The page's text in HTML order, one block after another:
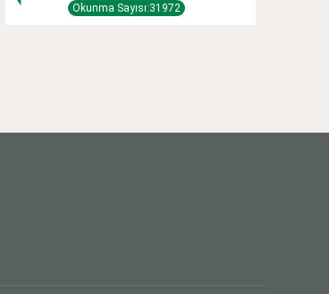
Okunma Sayısı:31972